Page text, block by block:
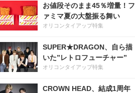
お値段そのまま45％増量！フ
ァミマ夏の大盤振る舞い
オリコンタイアップ特集
SUPER★DRAGON、自ら描
いた”レトロフューチャー”
オリコンタイアップ特集
CROWN HEAD、結成1周年